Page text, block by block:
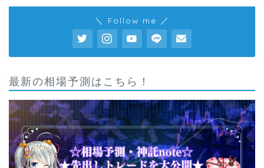
＼ Follow me ／
最新の相場予測はこちら！